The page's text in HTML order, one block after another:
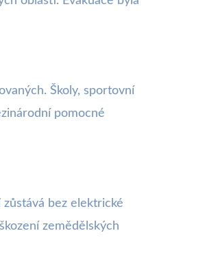
Školy, sportovní
pomocné
bez elektrické
zemědělských